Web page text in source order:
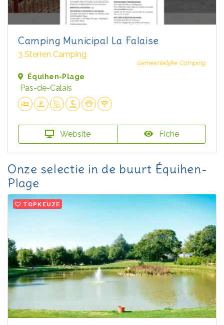
Camping Municipal La Falaise
3 Sterren Camping
Gemeentelijke Camping
Équihen-Plage
Pas-de-Calais
Website Fiche
Onze selectie in de buurt Équihen-
Plage
TOPKEUZE